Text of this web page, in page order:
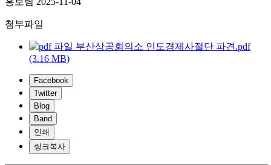
첨부파일
부산상공회의소 인도경제사절단 파견.pdf
(3.16 MB)
Facebook
Twitter
Blog
Band
인쇄
링크복사